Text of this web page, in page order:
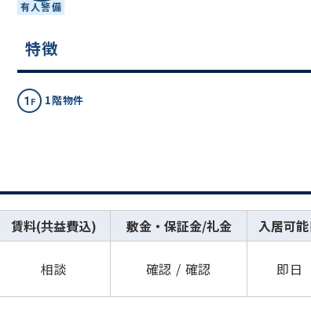
特徴
1階物件
賃料(共益費込) 敷金・保証金/礼金 入居可能
相談 確認 / 確認 即日